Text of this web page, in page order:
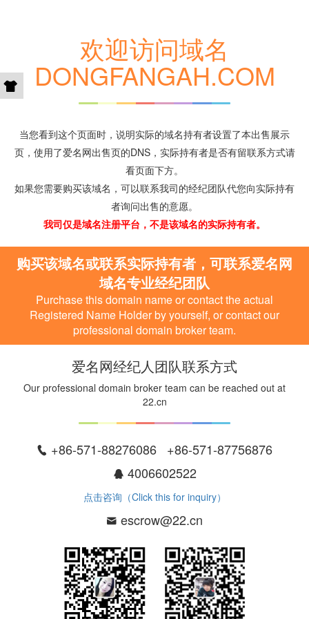
欢迎访问域名
DONGFANGAH.COM
当您看到这个页面时，说明实际的域名持有者设置了本出售展示
页，使用了爱名网出售页的DNS，实际持有者是否有留联系方式请
看页面下方。
如果您需要购买该域名，可以联系我司的经纪团队代您向实际持有
者询问出售的意愿。
我司仅是域名注册平台，不是该域名的实际持有者。
购买该域名或联系实际持有者，可联系爱名网
域名专业经纪团队
Purchase this domain name or contact the actual
Registered Name Holder by yourself, or contact our
professional domain broker team.
爱名网经纪人团队联系方式
Our professional domain broker team can be reached out at
22.cn
+86-571-88276086 +86-571-87756876
4006602522
点击咨询（Click this for inquiry）
escrow@22.cn